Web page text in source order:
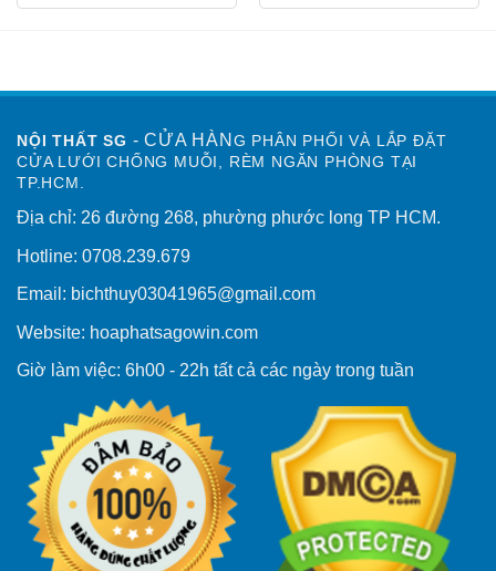
NỘI THẤT SG - CỬA HÀN G PHÂN PHỐI VÀ LẮP ĐẶT
CỬA LƯỚI CHỐNG MUỖI, RÈM NGĂN PHÒNG TẠI
TP.HCM.
Địa chỉ: 26 đường 268, phường phước long TP HCM.
Hotline: 0708.239.679
Email: bichthuy03041965@gmail.com
Website: hoaphatsagowin.com
Giờ làm việc: 6h00 - 22h tất cả các ngày trong tuần